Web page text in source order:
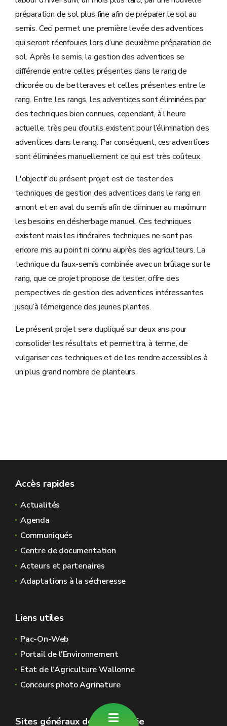
préparation de sol plus fine afin de préparer le sol au
semis. Ceci permet une première levée des adventices
qui seront réenfouies lors d’une deuxième préparation de
sol. Après le semis, la gestion des adventices se
différencie entre celles présentes dans le rang de
chicorée ou de betteraves et celles présentes entre le
rang. Entre les rangs, les adventices sont éliminées par
des techniques bien connues, cependant, à l’heure
actuelle, très peu d’outils existent pour l’élimination des
adventices dans le rang. Par conséquent, ces adventices
sont éliminées manuellement ce qui est très coûteux.
L'objectif du présent projet est de tester des
techniques de gestion des adventices dans le rang en
amont et en aval du semis afin de diminuer au maximum
les besoins en désherbage manuel. Ces techniques
existent mais les itinéraires techniques ne sont pas
encore mis au point ni connu auprès des agriculteurs. La
technique du faux-semis combinée avec un brûlage sur le
rang, que ce projet propose de tester, offre des
perspectives de gestion des adventices intéressantes
jusqu’à l’émergence des jeunes plantes.
Le présent projet sera dupliqué sur deux ans pour
consolider les résultats et permettra, à terme, de
vulgariser ces techniques et de les rendre accessibles à
un plus grand nombre de planteurs.
Accès rapides
Actualités
Agenda
Communiqués
Centre de documentation
Acteurs et partenaires
Adaptations à la sécheresse
Liens utiles
Pac-On-Web
Portail de l'Environnement
Etat de l'Agriculture Wallonne
Concours photo Agrinature
Sites généraux de la Wallonie